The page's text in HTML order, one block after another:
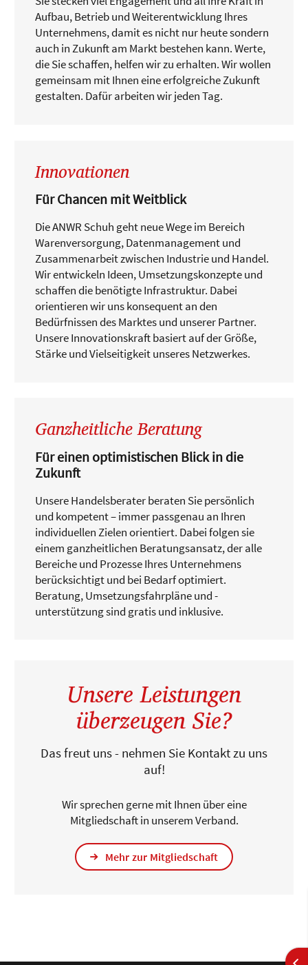
Aufbau, Betrieb und Weiterentwicklung Ihres
Unternehmens, damit es nicht nur heute sondern
auch in Zukunft am Markt bestehen kann. Werte,
die Sie schaffen, helfen wir zu erhalten. Wir wollen
gemeinsam mit Ihnen eine erfolgreiche Zukunft
gestalten. Dafür arbeiten wir jeden Tag.
Innovationen
Für Chancen mit Weitblick
Die ANWR Schuh geht neue Wege im Bereich
Warenversorgung, Datenmanagement und
Zusammenarbeit zwischen Industrie und Handel.
Wir entwickeln Ideen, Umsetzungskonzepte und
schaffen die benötigte Infrastruktur. Dabei
orientieren wir uns konsequent an den
Bedürfnissen des Marktes und unserer Partner.
Unsere Innovationskraft basiert auf der Größe,
Stärke und Vielseitigkeit unseres Netzwerkes.
Ganzheitliche Beratung
Für einen optimistischen Blick in die
Zukunft
Unsere Handelsberater beraten Sie persönlich
und kompetent – immer passgenau an Ihren
individuellen Zielen orientiert. Dabei folgen sie
einem ganzheitlichen Beratungsansatz, der alle
Bereiche und Prozesse Ihres Unternehmens
berücksichtigt und bei Bedarf optimiert.
Beratung, Umsetzungsfahrpläne und -
unterstützung sind gratis und inklusive.
Unsere Leistungen
überzeugen Sie?
Das freut uns - nehmen Sie Kontakt zu uns
auf!
Wir sprechen gerne mit Ihnen über eine
Mitgliedschaft in unserem Verband.
Mehr zur Mitgliedschaft